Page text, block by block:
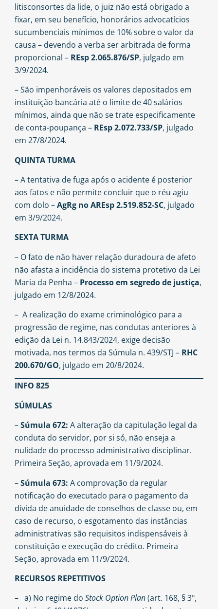
litisconsortes da lide, o juiz não está obrigado a
fixar, em seu benefício, honorários advocatícios
sucumbenciais mínimos de 10% sobre o valor da
causa – devendo a verba ser arbitrada de forma
proporcional – REsp 2.065.876/SP, julgado em
3/9/2024.
– São impenhoráveis os valores depositados em
instituição bancária até o limite de 40 salários
mínimos, ainda que não se trate especificamente
de conta-poupança – REsp 2.072.733/SP, julgado
em 27/8/2024.
QUINTA TURMA
– A tentativa de fuga após o acidente é posterior
aos fatos e não permite concluir que o réu agiu
com dolo –AgRg no AREsp 2.519.852-SC, julgado
em 3/9/2024.
SEXTA TURMA
– O fato de não haver relação duradoura de afeto
não afasta a incidência do sistema protetivo da Lei
Maria da Penha – Processo em segredo de justiça,
julgado em 12/8/2024.
– A realização do exame criminológico para a
progressão de regime, nas condutas anteriores à
edição da Lei n. 14.843/2024, exige decisão
motivada, nos termos da Súmula n. 439/STJ – RHC
200.670/GO, julgado em 20/8/2024.
INFO 825
SÚMULAS
–Súmula 672: A alteração da capitulação legal da
conduta do servidor, por si só, não enseja a
nulidade do processo administrativo disciplinar.
Primeira Seção, aprovada em 11/9/2024.
–Súmula 673: A comprovação da regular
notificação do executado para o pagamento da
dívida de anuidade de conselhos de classe ou, em
caso de recurso, o esgotamento das instâncias
administrativas são requisitos indispensáveis à
constituição e execução do crédito. Primeira
Seção, aprovada em 11/9/2024.
RECURSOS REPETITIVOS
– a) No regime do Stock Option Plan(art. 168, § 3º,